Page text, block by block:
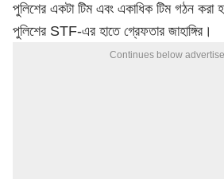
পুলিশের একটা টিম এবং একাধিক টিম গঠন করা
পুলিশের STF-এর হাতে গ্রেফতার জাহাঙ্গির।
Continues below